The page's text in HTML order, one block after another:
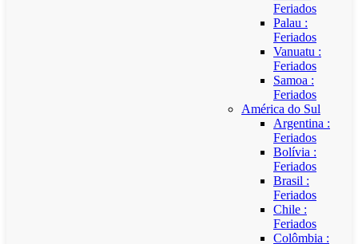
Feriados
Palau :
Feriados
Vanuatu :
Feriados
Samoa :
Feriados
América do Sul
Argentina :
Feriados
Bolívia :
Feriados
Brasil :
Feriados
Chile :
Feriados
Colômbia :